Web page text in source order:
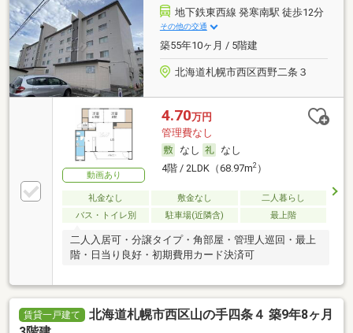
地下鉄東西線 発寒南駅 徒歩12分
その他の交通
築55年10ヶ月 / 5階建
北海道札幌市西区西野二条３
動画あり
4.70万円
管理費なし
なし
なし
4階 / 2LDK（68.97m2）
礼金なし 敷金なし
二人暮らし
バス・トイレ別
駐車場(近隣含) 最上階
二人入居可・分譲タイプ・角部屋・管理人巡回・最上
階・日当り良好・初期費用カード決済可
賃貸一戸建て
北海道札幌市西区山の手四条４ 築9年8ヶ月